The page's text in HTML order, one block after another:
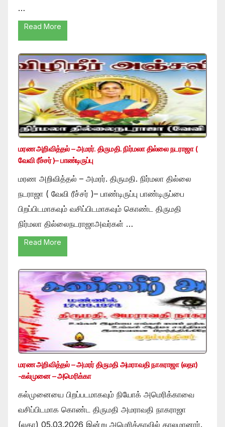
…
Read More
மரண அறிவித்தல் – அமரர். திருமதி. நிர்மலா தில்லை நடராஜா (
வேவி ரீச்சர் )– பாண்டிருப்பு
மரண அறிவித்தல் – அமரர். திருமதி. நிர்மலா தில்லை
நடராஜா ( வேவி ரீச்சர் )– பாண்டிருப்பு பாண்டிருப்பை
பிறப்பிடமாகவும் வசிப்பிடமாகவும் கொண்ட திருமதி
நிர்மலா தில்லைநடராஜாஅவர்கள் …
Read More
மரண அறிவித்தல் – அமரர் திருமதி அமராவதி நாகராஜா (லதா)
-கல்முனை – அமெரிக்கா
கல்முனையை பிறப்படமாகவும் நியோக் அமெரிக்காவை
வசிப்பிடமாக கொண்ட திருமதி அமராவதி நாகராஜா
(லதா) 05.03.2026 இன்று அமெரிக்காவில் காலமானார்.